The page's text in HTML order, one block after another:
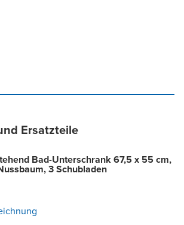
Ersatzteile
Bad-Unterschrank 67,5 x 55 cm,
3 Schubladen